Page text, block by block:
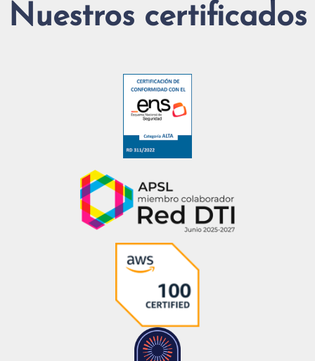
Nuestros certificados